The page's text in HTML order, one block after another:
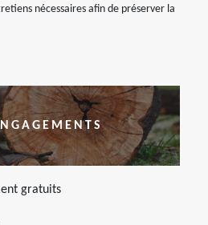
nécessaires afin de préserver la
gratuits